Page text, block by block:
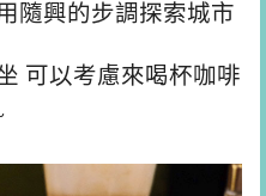
隨興的步調探索城市
可以考慮來喝杯咖啡